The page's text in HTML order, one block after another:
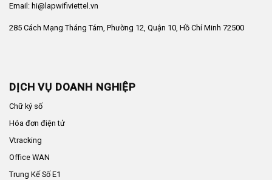
Email: hi@lapwifiviettel.vn
285 Cách Mạng Tháng Tám, Phường 12, Quận 10, Hồ Chí Minh 72500
DỊCH VỤ DOANH NGHIỆP
Chữ ký số
Hóa đơn điện tử
Vtracking
Office WAN
Trung Kế Số E1